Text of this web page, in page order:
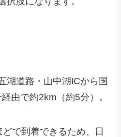
湖道路・山中湖ICから国
由で約2km（約5分）。
で到着できるため、日